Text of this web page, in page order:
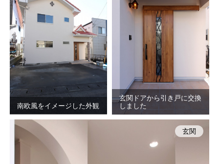
南欧風をイメージした外観
玄関ドアから引き戸に交換
しました
玄関